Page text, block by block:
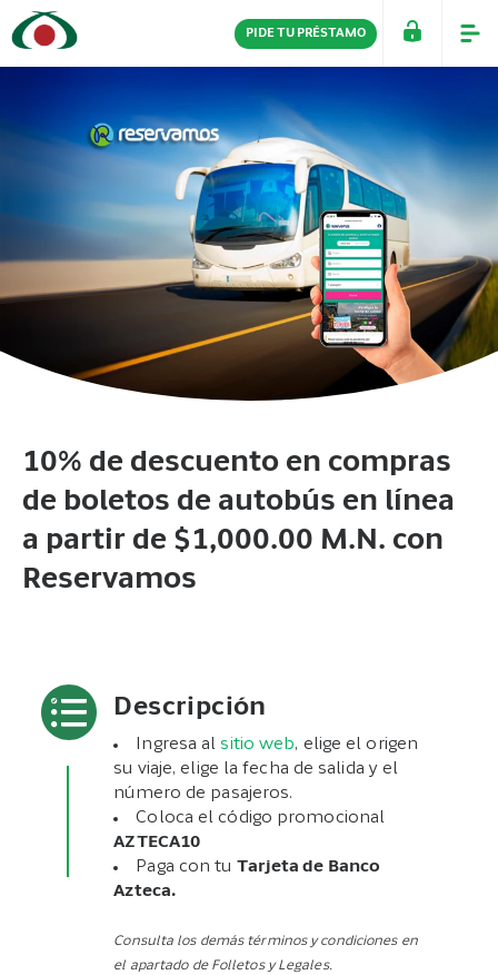
PIDE TU PRÉSTAMO
EMPRESAS
10% de descuento en compras
de boletos de autobús en línea
a partir de $1,000.00 M.N. con
Reservamos
Descripción
Ingresa al sitio web, elige el origen
su viaje, elige la fecha de salida y el
número de pasajeros.
Coloca el código promocional
AZTECA10
Paga con tu Tarjeta de Banco
Azteca.
Consulta los demás términos y condiciones en
el apartado de Folletos y Legales.